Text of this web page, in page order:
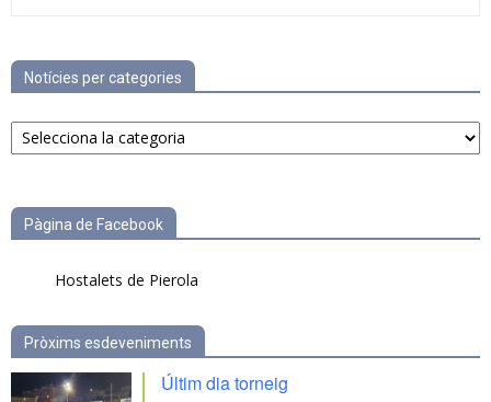
Notícies per categories
Notícies
per
Pàgina de Facebook
Hostalets de Pierola
Pròxims esdeveniments
Últim dia torneig